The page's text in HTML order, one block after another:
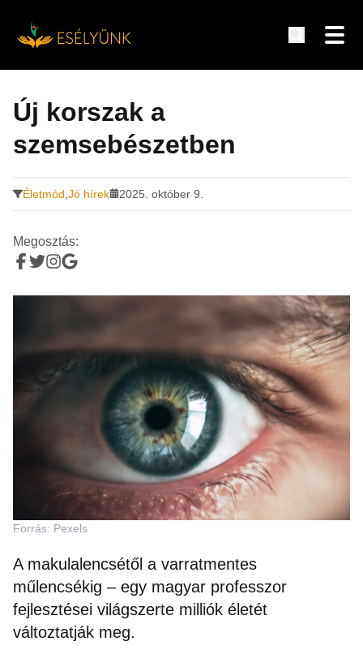
tartalomra
Új korszak a
szemsebészetben
Életmód Jó hírek 2025. október 9.
Megosztás:
Forrás: Pexels
A makulalencsétől a varratmentes
műlencsékig – egy magyar professzor
fejlesztései világszerte milliók életét
változtatják meg.